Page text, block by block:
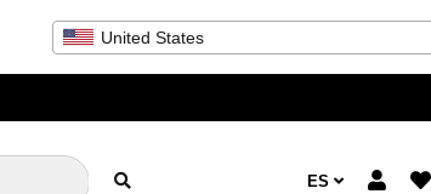
United States
ES